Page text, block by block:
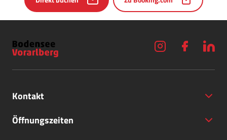
Kontakt
Öffnungszeiten